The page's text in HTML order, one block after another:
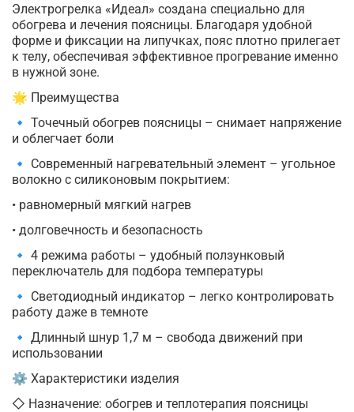
Электрогрелка «Идеал» создана специально для
обогрева и лечения поясницы. Благодаря удобной
форме и фиксации на липучках, пояс плотно прилегает
к телу, обеспечивая эффективное прогревание именно
в нужной зоне.
🌟 Преимущества
🔹 Точечный обогрев поясницы – снимает напряжение
и облегчает боли
🔹 Современный нагревательный элемент – угольное
волокно с силиконовым покрытием:
• равномерный мягкий нагрев
• долговечность и безопасность
🔹 4 режима работы – удобный ползунковый
переключатель для подбора температуры
🔹 Светодиодный индикатор – легко контролировать
работу даже в темноте
🔹 Длинный шнур 1,7 м – свобода движений при
использовании
⚙ Характеристики изделия
◇ Назначение: обогрев и теплотерапия поясницы